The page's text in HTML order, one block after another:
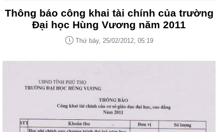
Thông báo công khai tài chính của trường
Đại học Hùng Vương năm 2011
Thứ bảy, 25/02/2012, 05:19